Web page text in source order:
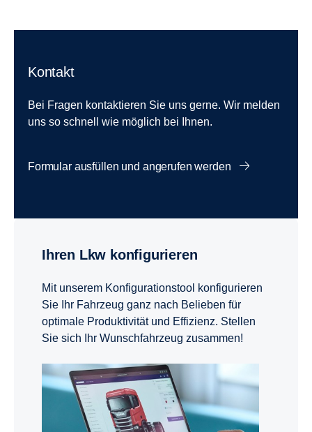
Kontakt
Bei Fragen kontaktieren Sie uns gerne. Wir melden
uns so schnell wie möglich bei Ihnen.
Formular ausfüllen und angerufen werden
Ihren Lkw konfigurieren
Mit unserem Konfigurationstool konfigurieren
Sie Ihr Fahrzeug ganz nach Belieben für
optimale Produktivität und Effizienz. Stellen
Sie sich Ihr Wunschfahrzeug zusammen!